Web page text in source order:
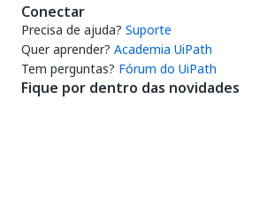
Conectar
Precisa de ajuda? Suporte
Quer aprender? Academia UiPath
Tem perguntas? Fórum do UiPath
Fique por dentro das novidades